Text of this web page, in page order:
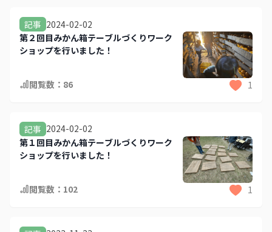
記事 2024-02-02
第２回目みかん箱テーブルづくりワーク
ショップを行いました！
閲覧数： 86 1
記事 2024-02-02
第１回目みかん箱テーブルづくりワーク
ショップを行いました！
閲覧数： 102 1